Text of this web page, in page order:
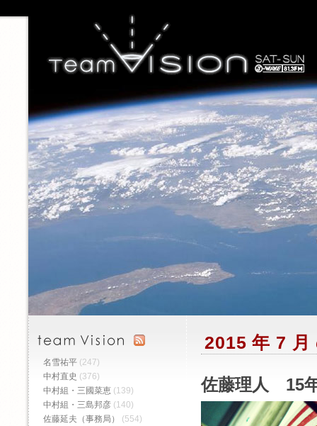
2015 年 7 月
佐藤理人 15
名雪祐平 (247)
中村直史 (376)
中村組・三國菜恵 (139)
中村組・三島邦彦 (140)
佐藤延夫（事務局）
(554)